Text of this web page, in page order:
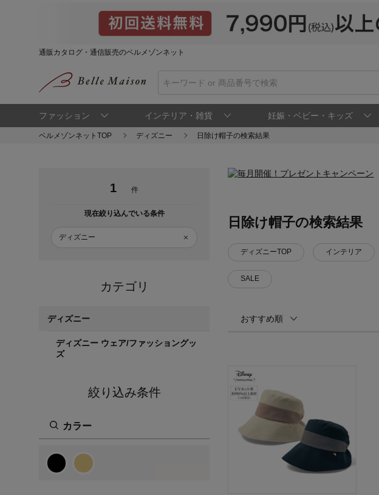
通販カタログ・通信販売のベルメゾンネット
ファッション インテリア・雑貨 妊娠・ベビー・キッズ
ベルメゾンネットTOP ディズニー 日除け帽子の検索結果
1 件
現在絞り込んでいる条件
ディズニー
カテゴリ
ディズニー
ディズニー ウェア/ファッショングッ
ズ
絞り込み条件
カラー
日除け帽子の検索結果
ディズニーTOP インテリア
SALE
おすすめ順